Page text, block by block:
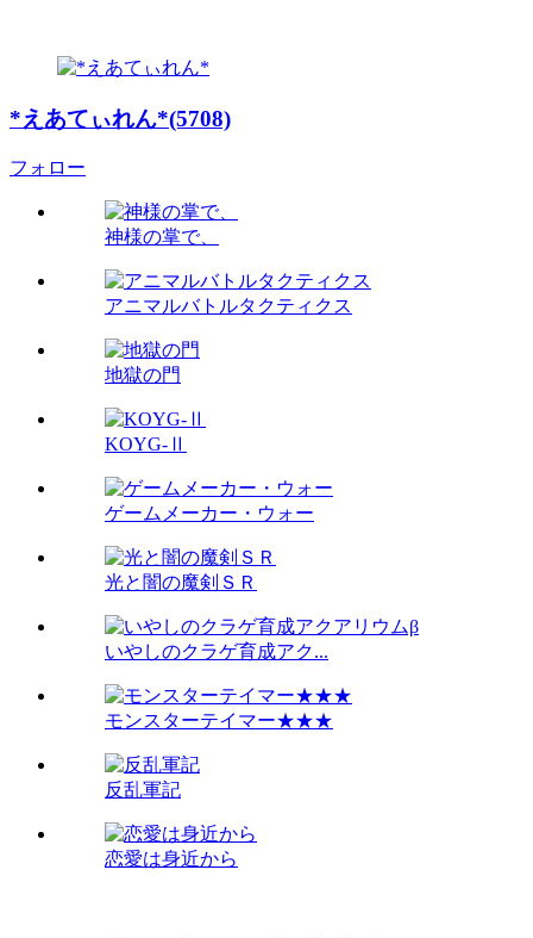
*えあてぃれん*(5708)
フォロー
神様の掌で、
アニマルバトルタクティクス
地獄の門
KOYG-Ⅱ
ゲームメーカー・ウォー
光と闇の魔剣ＳＲ
いやしのクラゲ育成アク...
モンスターテイマー★★★
反乱軍記
恋愛は身近から